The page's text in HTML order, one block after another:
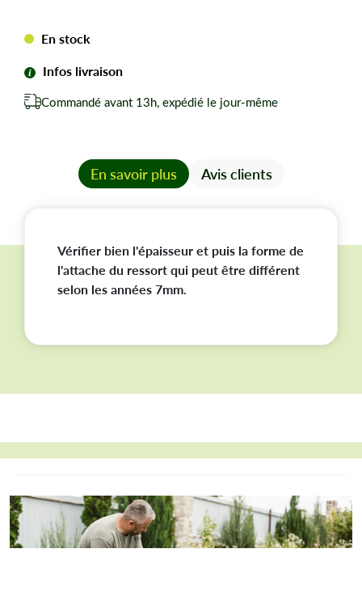
En stock
Infos livraison
Commandé avant 13h, expédié le jour-même
En savoir plus Avis clients
Vérifier bien l'épaisseur et puis la forme de
l'attache du ressort qui peut être différent
selon les années 7mm.